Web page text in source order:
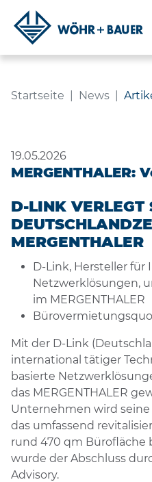
ARTIKEL
NavigationInhaltFußzeile
Startseite News
19.05.2026
D-LINK VERLEGT
MERGENTHALER
D-Link, Hersteller für
Netzwerklösungen,
im MERGENTHALER
Mit der D-Link
international tätiger
basierte
das MERGENTHALER
Unternehmen wird
das umfassend
rund 470 qm Bürofläche
wurde der Abschluss
Advisory.